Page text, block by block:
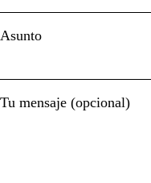
Asunto
Tu mensaje (opcional)